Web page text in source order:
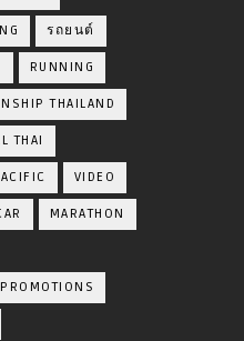
รถยนต์
RUNNING
THAILAND
THAI
VIDEO
MARATHON